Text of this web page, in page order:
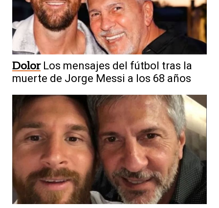
Dolor Los mensajes del fútbol tras la
muerte de Jorge Messi a los 68 años